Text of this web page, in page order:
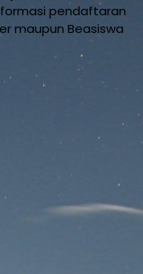
pendaftaran
maupun Beasiswa